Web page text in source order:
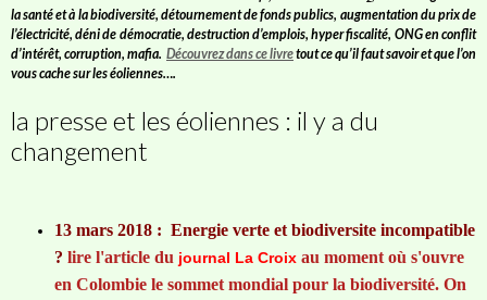
la santé et à la biodiversité, détournement de fonds publics, augmentation du prix de
l’électricité, déni de démocratie, destruction d’emplois, hyper fiscalité, ONG en conflit
d’intérêt, corruption, mafia. Découvrez dans ce livretout ce qu’il faut savoir et que l’on
vous cache sur les éoliennes….
la presse et les éoliennes : il y a du
changement
13 mars 2018 : Energie verte et biodiversite incompatible
? lire l'article du journal La Croix au moment où s'ouvre
en Colombie le sommet mondial pour la biodiversité. On